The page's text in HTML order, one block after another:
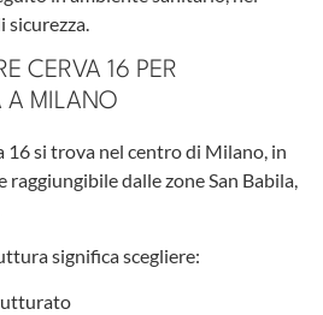
CERVA 16 PER
A MILANO
16 si trova nel centro di Milano, in
raggiungibile dalle zone San Babila,
significa scegliere: